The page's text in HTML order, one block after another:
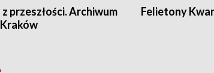
przeszłości. Archiwum
Felietony